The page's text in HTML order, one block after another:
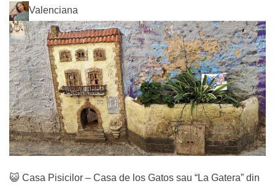
Valenciana
😺 Casa Pisicilor – Casa de los Gatos sau “La Gatera” din